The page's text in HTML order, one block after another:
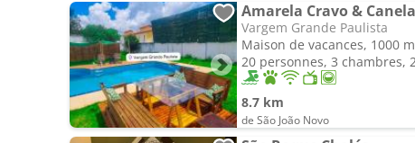
Amarela Cravo & Canela
Vargem Grande Paulista
Maison de vacances, 1000
20 personnes, 3 chambres,
8.7 km
de São João Novo